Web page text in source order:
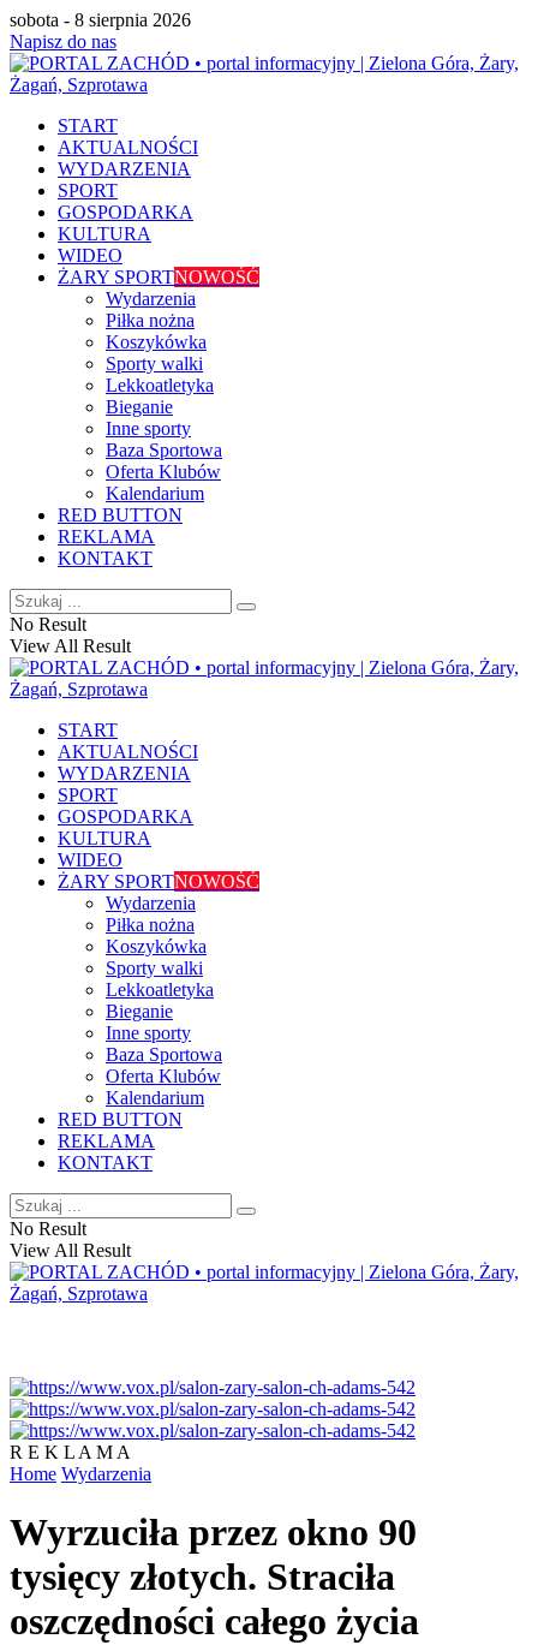
sobota - 8 sierpnia 2026
Napisz do nas
START
AKTUALNOŚCI
WYDARZENIA
SPORT
GOSPODARKA
KULTURA
WIDEO
ŻARY SPORTNOWOŚĆ
Wydarzenia
Piłka nożna
Koszykówka
Sporty walki
Lekkoatletyka
Bieganie
Inne sporty
Baza Sportowa
Oferta Klubów
Kalendarium
RED BUTTON
REKLAMA
KONTAKT
No Result
View All Result
START
AKTUALNOŚCI
WYDARZENIA
SPORT
GOSPODARKA
KULTURA
WIDEO
ŻARY SPORTNOWOŚĆ
Wydarzenia
Piłka nożna
Koszykówka
Sporty walki
Lekkoatletyka
Bieganie
Inne sporty
Baza Sportowa
Oferta Klubów
Kalendarium
RED BUTTON
REKLAMA
KONTAKT
No Result
View All Result
R E K L A M A
Home Wydarzenia
Wyrzuciła przez okno 90
tysięcy złotych. Straciła
oszczędności całego życia